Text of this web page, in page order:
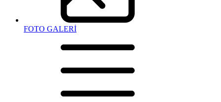
FOTO GALERİ